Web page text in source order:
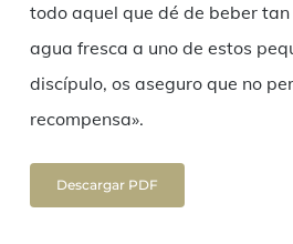
todo aquel que dé de beber tan
agua fresca a uno de estos
discípulo, os aseguro que no
recompensa».
Descargar PDF